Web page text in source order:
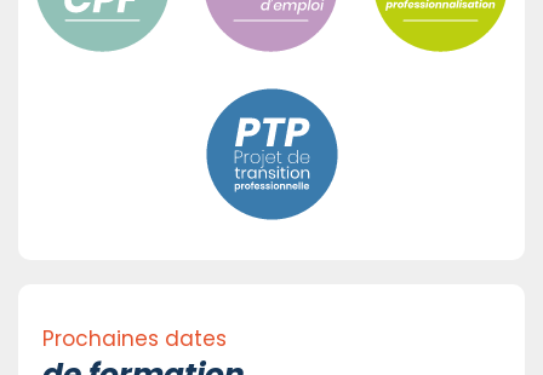
Prochaines dates